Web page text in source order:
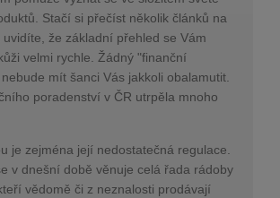
Stačí si přečíst několik článků na
že základní přehled se Vám
velmi rychle. Žádný "finanční
mít šanci Vás jakkoli obalamutit.
poradenství v ČR utrpěla mnoho
je zejména její nedostatečná regulace.
v dnešní době věnuje celá řada rádoby
vědomě či z neznalosti prodávají